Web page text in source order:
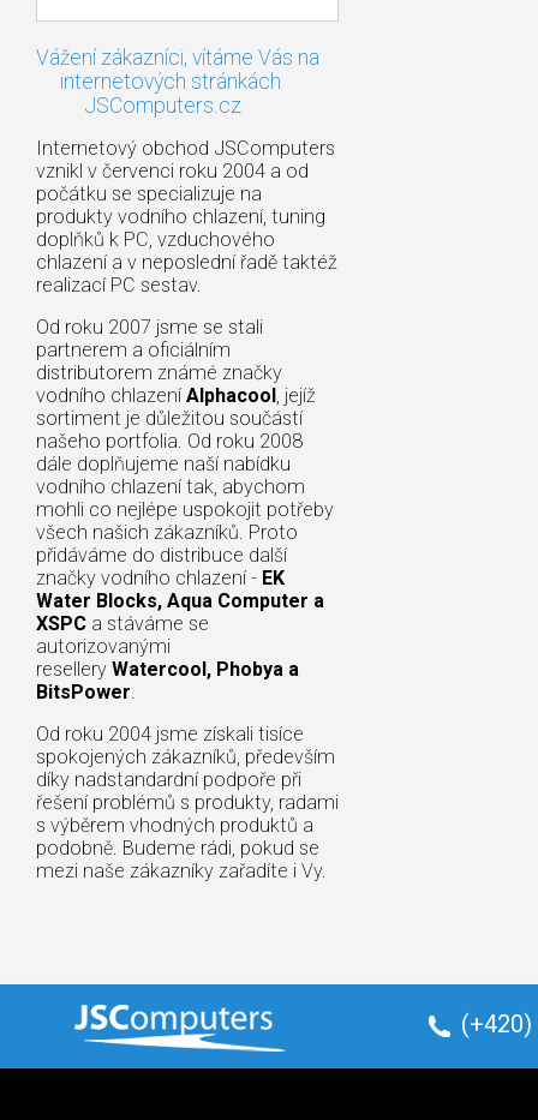
Vážení zákazníci, vítáme Vás na
internetových stránkách
JSComputers.cz
Internetový obchod JSComputers
vznikl v červenci roku 2004 a od
počátku se specializuje na
produkty vodního chlazení, tuning
doplňků k PC, vzduchového
chlazení a v neposlední řadě taktéž
realizací PC sestav.
Od roku 2007 jsme se stali
partnerem a oficiálním
distributorem známé značky
vodního chlazení Alphacool, jejíž
sortiment je důležitou součástí
našeho portfolia. Od roku 2008
dále doplňujeme naší nabídku
vodního chlazení tak, abychom
mohli co nejlépe uspokojit potřeby
všech našich zákazníků. Proto
přidáváme do distribuce další
značky vodního chlazení - EK
Water Blocks, Aqua Computer a
XSPC a stáváme se
autorizovanými
resellery Watercool, Phobya a
BitsPower.
Od roku 2004 jsme získali tisíce
spokojených zákazníků, především
díky nadstandardní podpoře při
řešení problémů s produkty, radami
s výběrem vhodných produktů a
podobně. Budeme rádi, pokud se
mezi naše zákazníky zařadíte i Vy.
(+420)